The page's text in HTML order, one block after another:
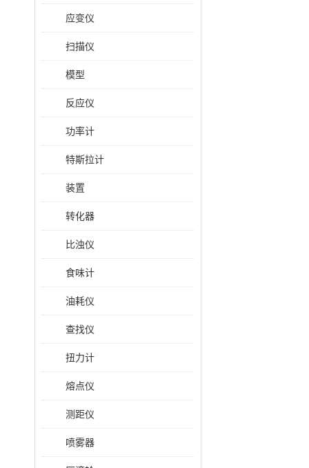
应变仪
扫描仪
模型
反应仪
功率计
特斯拉计
装置
转化器
比浊仪
食味计
油耗仪
查找仪
扭力计
熔点仪
测距仪
喷雾器